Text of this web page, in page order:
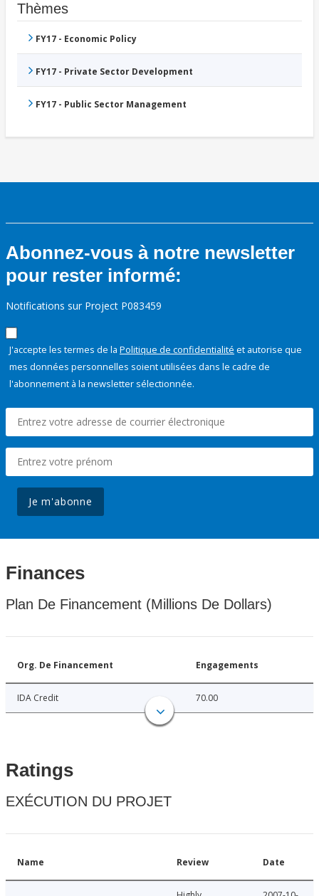
Thèmes
FY17 - Economic Policy
FY17 - Private Sector Development
FY17 - Public Sector Management
Abonnez-vous à notre newsletter
pour rester informé:
Notifications sur Project P083459
J'accepte les termes de la Politique de confidentialité et autorise que
mes données personnelles soient utilisées dans le cadre de
l'abonnement à la newsletter sélectionnée.
Je m'abonne
Finances
Plan De Financement (Millions De Dollars)
Org. De Financement Engagements
IDA Credit 70.00
Ratings
EXÉCUTION DU PROJET
Name Review Date